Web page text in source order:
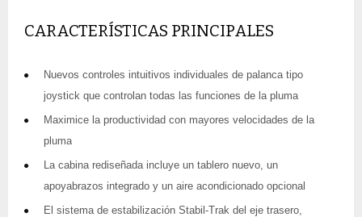
CARACTERÍSTICAS PRINCIPALES
Nuevos controles intuitivos individuales de palanca tipo
joystick que controlan todas las funciones de la pluma
Maximice la productividad con mayores velocidades de la
pluma
La cabina rediseñada incluye un tablero nuevo, un
apoyabrazos integrado y un aire acondicionado opcional
El sistema de estabilización Stabil-Trak del eje trasero,